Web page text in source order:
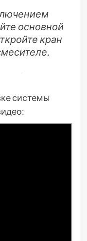
основной
кран
системы